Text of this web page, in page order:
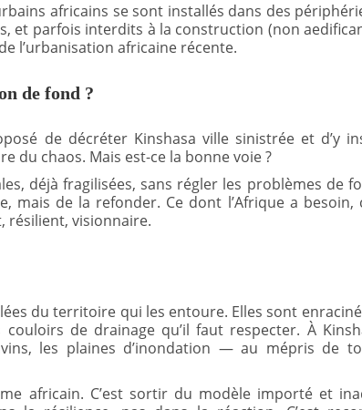
africains se sont installés dans des
parfois interdits à la construction (non
l’urbanisation africaine récente.
de fond ?
de décréter Kinshasa ville sinistrée et d’y
du chaos. Mais est-ce la bonne voie ?
déjà fragilisées, sans régler les problèmes de
mais de la refonder. Ce dont l’Afrique a besoin,
résilient, visionnaire.
du territoire qui les entoure. Elles sont
de drainage qu’il faut respecter. À
les plaines d’inondation — au mépris de
africain. C’est sortir du modèle importé et